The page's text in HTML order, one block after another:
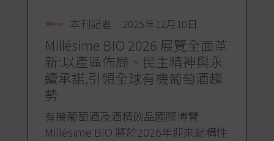
本刊記者 2025年12月10日
Millésime BIO 2026 展覽全面革
新:以產區佈局、民主精神與永
續承諾,引領全球有機葡萄酒趨
勢
有機葡萄酒及酒精飲品國際博覽
Millésime BIO 將於2026年迎來結構性